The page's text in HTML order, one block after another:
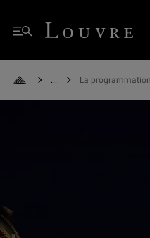
Menu
Louvre - Retour à l'accueil
Retour à l'accueil
See all breadcrumbs
La